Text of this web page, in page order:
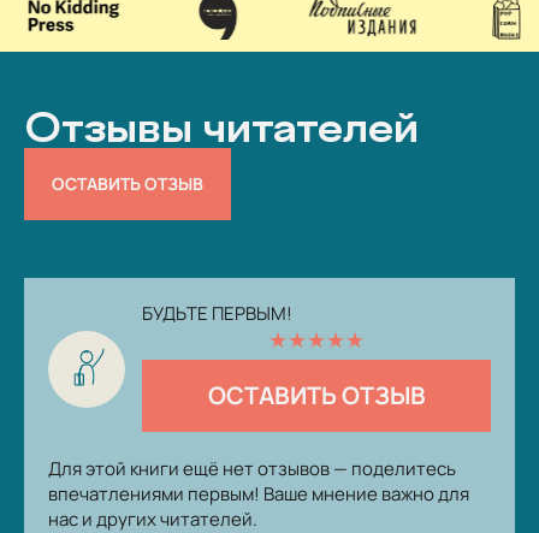
Отзывы читателей
ОСТАВИТЬ ОТЗЫВ
БУДЬТЕ ПЕРВЫМ!
★★★★★
ОСТАВИТЬ ОТЗЫВ
Для этой книги ещё нет отзывов — поделитесь
впечатлениями первым! Ваше мнение важно для
нас и других читателей.